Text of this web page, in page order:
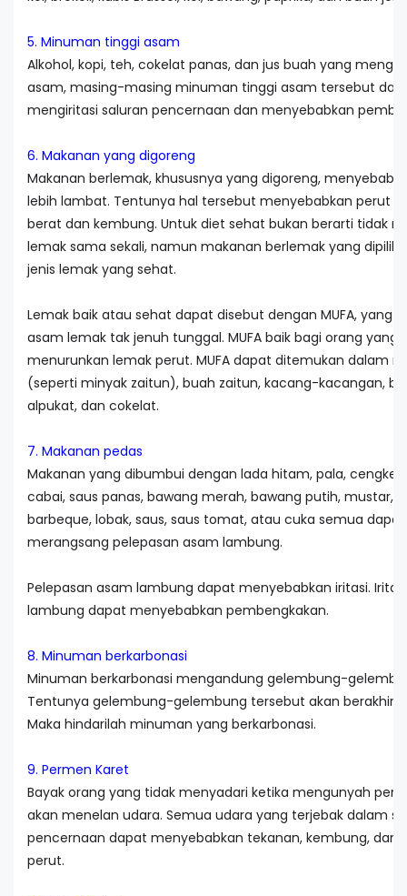
5. Minuman tinggi asam
Alkohol, kopi, teh, cokelat panas, dan jus buah yang
asam, masing-masing minuman tinggi asam tersebut
mengiritasi saluran pencernaan dan menyebabkan
6. Makanan yang digoreng
Makanan berlemak, khususnya yang digoreng,
lebih lambat. Tentunya hal tersebut menyebabkan perut
berat dan kembung. Untuk diet sehat bukan berarti tidak
lemak sama sekali, namun makanan berlemak yang dipilih
jenis lemak yang sehat.
Lemak baik atau sehat dapat disebut dengan MUFA, yang
asam lemak tak jenuh tunggal. MUFA baik bagi orang yang
menurunkan lemak perut. MUFA dapat ditemukan dalam
(seperti minyak zaitun), buah zaitun, kacang-kacangan,
alpukat, dan cokelat.
7. Makanan pedas
Makanan yang dibumbui dengan lada hitam, pala,
cabai, saus panas, bawang merah, bawang putih, mustar,
barbeque, lobak, saus, saus tomat, atau cuka semua dapat
merangsang pelepasan asam lambung.
Pelepasan asam lambung dapat menyebabkan iritasi.
lambung dapat menyebabkan pembengkakan.
8. Minuman berkarbonasi
Minuman berkarbonasi mengandung gelembung-
Tentunya gelembung-gelembung tersebut akan berakhir
Maka hindarilah minuman yang berkarbonasi.
9. Permen Karet
Bayak orang yang tidak menyadari ketika mengunyah
akan menelan udara. Semua udara yang terjebak dalam
pencernaan dapat menyebabkan tekanan, kembung, dan
perut.